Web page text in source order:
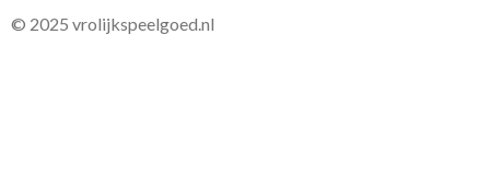
© 2025 vrolijkspeelgoed.nl